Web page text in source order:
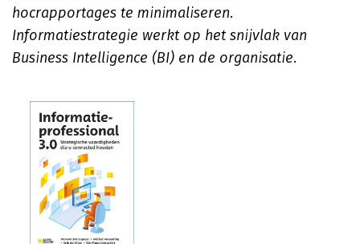
hocrapportages te minimaliseren.
Informatiestrategie werkt op het snijvlak van
Business Intelligence (BI) en de organisatie.